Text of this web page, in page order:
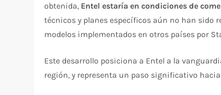
obtenida, Entel estaría en condiciones de
técnicos y planes específicos aún no han sido
modelos implementados en otros países por
Este desarrollo posiciona a Entel a la
región, y representa un paso significativo